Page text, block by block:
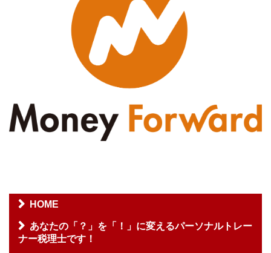
HOME
あなたの「？」を「！」に変えるパーソナルトレー
ナー税理士です！